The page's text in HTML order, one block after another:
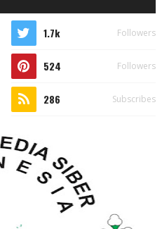
1.7k Followers
524 Followers
286 Subscribes